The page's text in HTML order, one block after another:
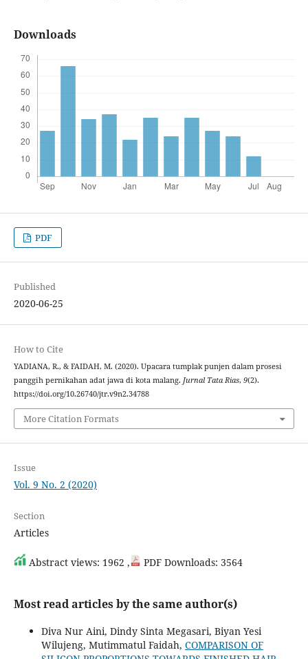
Downloads
PDF
Published
2020-06-25
How to Cite
YADIANA, R., & FAIDAH, M. (2020). Upacara tumplak punjen dalam prosesi
panggih pernikahan adat jawa di kota malang. Jurnal Tata Rias, 9(2).
https://doi.org/10.26740/jtr.v9n2.34788
More Citation Formats
Issue
Vol. 9 No. 2 (2020)
Section
Articles
Abstract views: 1962 , PDF Downloads: 3564
Most read articles by the same author(s)
Diva Nur Aini, Dindy Sinta Megasari, Biyan Yesi
Wilujeng, Mutimmatul Faidah, COMPARISON OF